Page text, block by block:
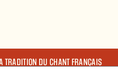
TRADITION DU CHANT FRANÇAIS